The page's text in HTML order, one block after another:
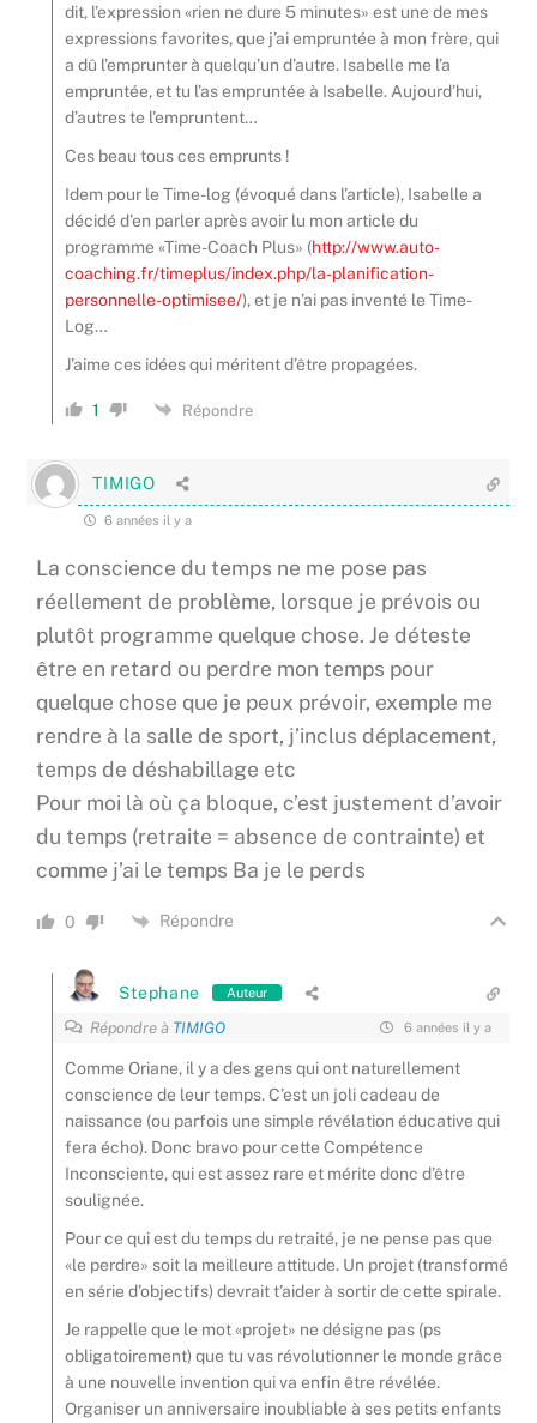
dit, l’expression «rien ne dure 5 minutes» est une de mes
expressions favorites, que j’ai empruntée à mon frère, qui
a dû l’emprunter à quelqu’un d’autre. Isabelle me l’a
empruntée, et tu l’as empruntée à Isabelle. Aujourd’hui,
d’autres te l’empruntent…
Ces beau tous ces emprunts !
Idem pour le Time-log (évoqué dans l’article), Isabelle a
décidé d’en parler après avoir lu mon article du
programme «Time-Coach Plus» (http://www.auto-
coaching.fr/timeplus/index.php/la-planification-
personnelle-optimisee/), et je n’ai pas inventé le Time-
Log…
J’aime ces idées qui méritent d’être propagées.
1 Répondre
TIMIGO
6 années il y a
La conscience du temps ne me pose pas
réellement de problème, lorsque je prévois ou
plutôt programme quelque chose. Je déteste
être en retard ou perdre mon temps pour
quelque chose que je peux prévoir, exemple me
rendre à la salle de sport, j’inclus déplacement,
temps de déshabillage etc
Pour moi là où ça bloque, c’est justement d’avoir
du temps (retraite = absence de contrainte) et
comme j’ai le temps Ba je le perds
0 Répondre
Stephane Auteur
Répondre à TIMIGO 6 années il y a
Comme Oriane, il y a des gens qui ont naturellement
conscience de leur temps. C’est un joli cadeau de
naissance (ou parfois une simple révélation éducative qui
fera écho). Donc bravo pour cette Compétence
Inconsciente, qui est assez rare et mérite donc d’être
soulignée.
Pour ce qui est du temps du retraité, je ne pense pas que
«le perdre» soit la meilleure attitude. Un projet (transformé
en série d’objectifs) devrait t’aider à sortir de cette spirale.
Je rappelle que le mot «projet» ne désigne pas (ps
obligatoirement) que tu vas révolutionner le monde grâce
à une nouvelle invention qui va enfin être révélée.
Organiser un anniversaire inoubliable à ses petits enfants